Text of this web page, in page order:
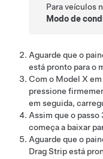
Para veículos
Modo de
Aguarde que o
está pronto para o
Com o Model X
pressione
em seguida,
Assim que o
começa a baixar
Aguarde que o
Drag Strip está